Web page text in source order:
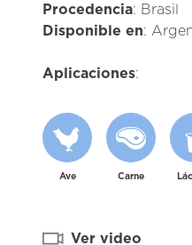
Procedencia: Brasil
Disponible en:
Aplicaciones:
Ave Carne
Ver video